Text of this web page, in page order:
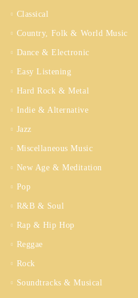
Classical
Country, Folk & World Music
Dance & Electronic
Easy Listening
Hard Rock & Metal
Indie & Alternative
Jazz
Miscellaneous Music
New Age & Meditation
Pop
R&B & Soul
Rap & Hip Hop
Reggae
Rock
Soundtracks & Musical